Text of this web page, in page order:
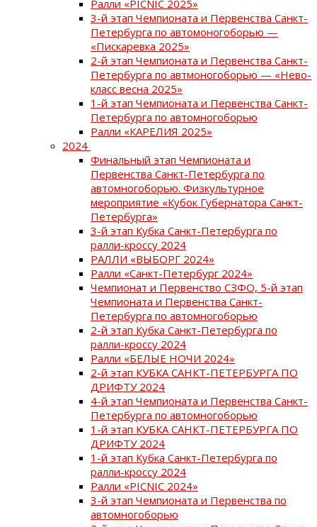
Ралли «PICNIC 2025»
3-й этап Чемпионата и Первенства Санкт-
Петербурга по автомоногоборью —
«Пискаревка 2025»
2-й этап Чемпионата и Первенства Санкт-
Петербурга по автмоногоборью — «Нево-
класс весна 2025»
1-й этап Чемпионата и Первенства Санкт-
Петербурга по автомногоборью
Ралли «КАРЕЛИЯ 2025»
2024
Финальный этап Чемпионата и
Первенства Санкт-Петербурга по
автомногоборью. Физкультурное
мероприятие «Кубок Губернатора Санкт-
Петербурга»
3-й этап Кубка Санкт-Петербурга по
ралли-кроссу 2024
РАЛЛИ «ВЫБОРГ 2024»
Ралли «Санкт-Петербург 2024»
Чемпионат и Первенство СЗФО, 5-й этап
Чемпионата и Первенства Санкт-
Петербурга по автомногоборью
2-й этап Кубка Санкт-Петербурга по
ралли-кроссу 2024
Ралли «БЕЛЫЕ НОЧИ 2024»
2-й этап КУБКА САНКТ-ПЕТЕРБУРГА ПО
ДРИФТУ 2024
4-й этап Чемпионата и Первенства Санкт-
Петербурга по автомногоборью
1-й этап КУБКА САНКТ-ПЕТЕРБУРГА ПО
ДРИФТУ 2024
1-й этап Кубка Санкт-Петербурга по
ралли-кроссу 2024
Ралли «PICNIC 2024»
3-й этап Чемпионата и Первенства по
автомногоборью